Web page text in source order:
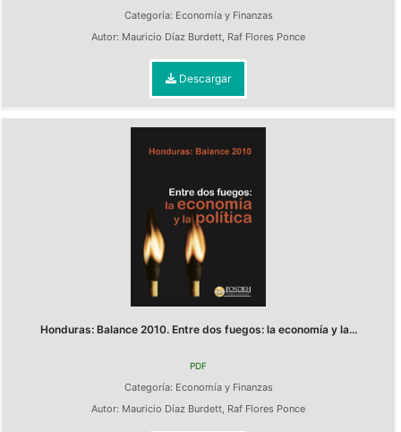
Categoría: Economía y Finanzas
Autor: Mauricio Díaz Burdett, Raf Flores Ponce
Descargar
Honduras: Balance 2010. Entre dos fuegos: la economía y la...
PDF
Categoría: Economía y Finanzas
Autor: Mauricio Díaz Burdett, Raf Flores Ponce